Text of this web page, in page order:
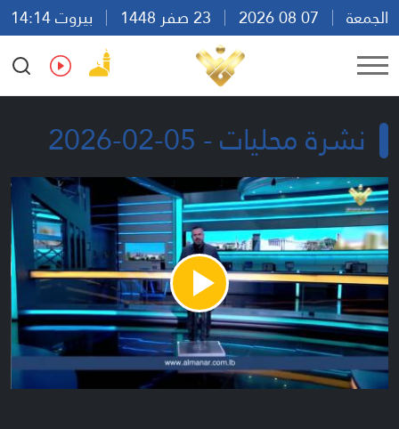
الجمعة
بيروت 14:14
Ar
En Fr Es
نشرة محليات - 05-02-2026
Play
Video